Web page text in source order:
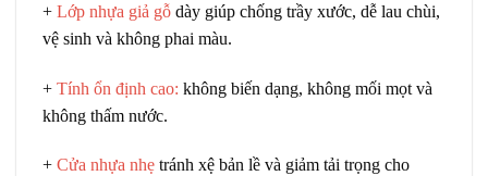
+ Lớp nhựa giả gỗ dày giúp chống trầy xước, dễ lau chùi,
vệ sinh và không phai màu.
+ Tính ổn định cao: không biến dạng, không mối mọt và
không thấm nước.
+ Cửa nhựa nhẹ tránh xệ bản lề và giảm tải trọng cho